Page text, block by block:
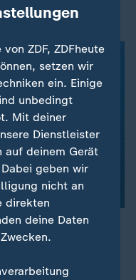
nicht denkbar. Sie
Warenverkehrs.
ZDF, ZDFheute
setzen wir
ein. Einige
unbedingt
Mit deiner
Dienstleister
auf deinem Gerät
geben wir
nicht an
direkten
deine Daten